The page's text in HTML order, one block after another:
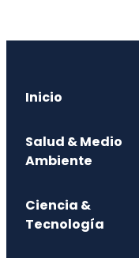
Inicio
Salud & Medio
Ambiente
Ciencia &
Tecnología